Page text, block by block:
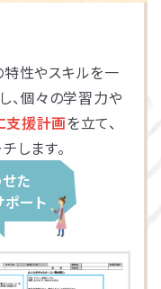
特性やスキルを一
し、個々の学習力や
支援計画を立て、
します。
た
ート
一覧
一覧
区
区
一覧
一覧
室一覧
一覧
一覧
一覧
一覧
一覧
一覧
一覧
一覧
一覧
一覧